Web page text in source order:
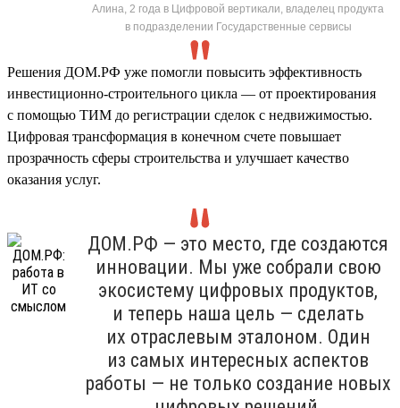
Алина, 2 года в Цифровой вертикали, владелец продукта
в подразделении Государственные сервисы
Решения ДОМ.РФ уже помогли повысить эффективность
инвестиционно-строительного цикла — от проектирования
с помощью ТИМ до регистрации сделок с недвижимостью.
Цифровая трансформация в конечном счете повышает
прозрачность сферы строительства и улучшает качество
оказания услуг.
ДОМ.РФ — это место, где создаются
инновации. Мы уже собрали свою
экосистему цифровых продуктов,
и теперь наша цель — сделать
их отраслевым эталоном. Один
из самых интересных аспектов
работы — не только создание новых